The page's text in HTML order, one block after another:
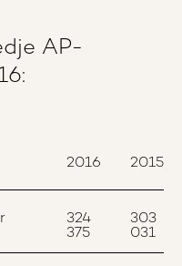
AP-
2016 2015
324
375
303
031